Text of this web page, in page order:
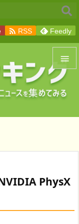


メニュ
前へ
次へ
 RSS Feedly
PhysX